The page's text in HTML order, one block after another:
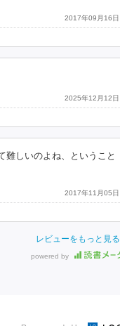
2017年09月16日
2025年12月12日
難しいのよね、ということ
2017年11月05日
レビューをもっと見る
powered by